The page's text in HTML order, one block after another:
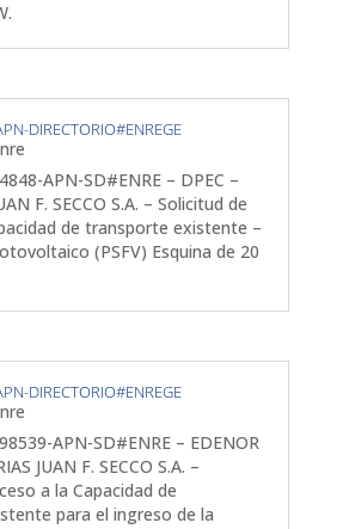
DIRECTORIO#ENREGE
APN-SD#ENRE – DPEC –
F. SECCO S.A. – Solicitud de
de transporte existente –
(PSFV) Esquina de 20
DIRECTORIO#ENREGE
APN-SD#ENRE – EDENOR
JUAN F. SECCO S.A. –
a la Capacidad de
para el ingreso de la